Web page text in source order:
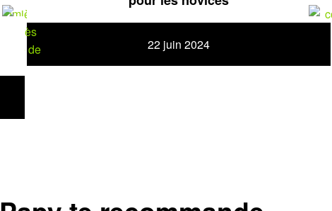
22 juin 2024